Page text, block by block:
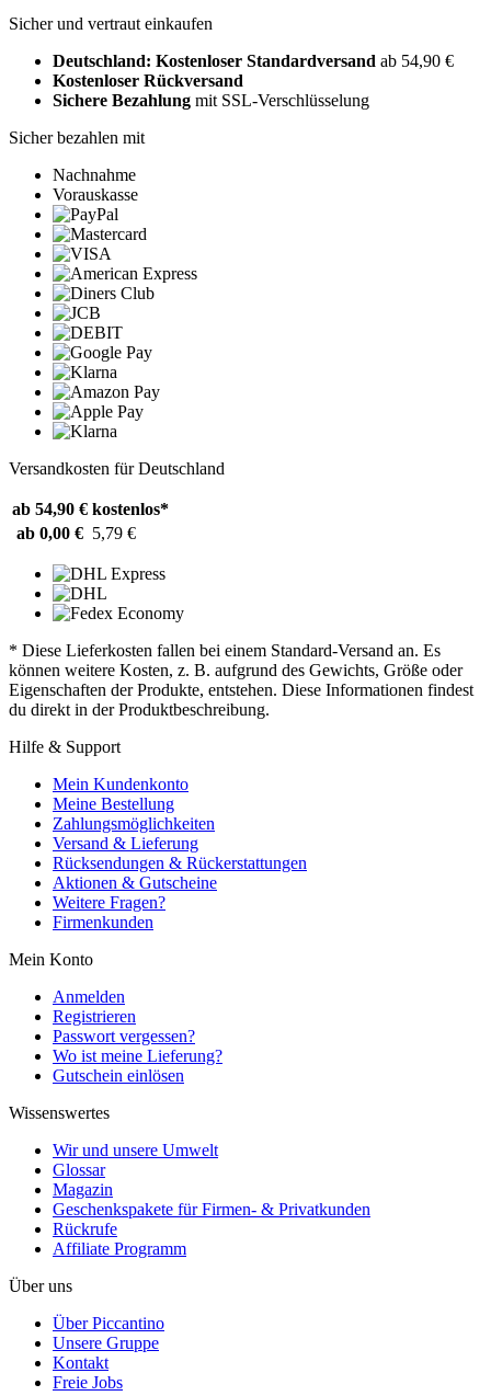
Sicher und vertraut einkaufen
Deutschland: Kostenloser Standardversand ab 54,90 €
Kostenloser Rückversand
Sichere Bezahlung mit SSL-Verschlüsselung
Sicher bezahlen mit
Nachnahme
Vorauskasse
Versandkosten für Deutschland
ab 54,90 € kostenlos*
ab 0,00 € 5,79 €
* Diese Lieferkosten fallen bei einem Standard-Versand an. Es
können weitere Kosten, z. B. aufgrund des Gewichts, Größe oder
Eigenschaften der Produkte, entstehen. Diese Informationen findest
du direkt in der Produktbeschreibung.
Hilfe & Support
Mein Kundenkonto
Meine Bestellung
Zahlungsmöglichkeiten
Versand & Lieferung
Rücksendungen & Rückerstattungen
Aktionen & Gutscheine
Weitere Fragen?
Firmenkunden
Mein Konto
Anmelden
Registrieren
Passwort vergessen?
Wo ist meine Lieferung?
Gutschein einlösen
Wissenswertes
Wir und unsere Umwelt
Glossar
Magazin
Geschenkspakete für Firmen- & Privatkunden
Rückrufe
Affiliate Programm
Über uns
Über Piccantino
Unsere Gruppe
Kontakt
Freie Jobs